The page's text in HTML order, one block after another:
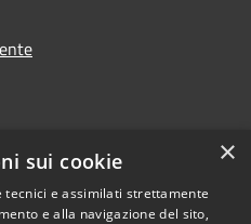
×
sui cookie
tecnici e assimilati strettamente
e alla navigazione del sito,